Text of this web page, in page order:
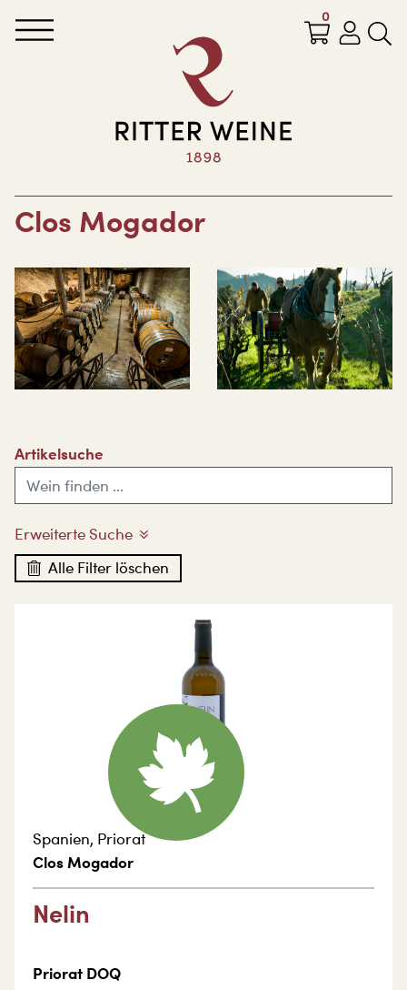
0
Clos Mogador
Artikelsuche
Erweiterte Suche
Alle Filter löschen
Spanien, Priorat
Clos Mogador
Nelin
Priorat DOQ